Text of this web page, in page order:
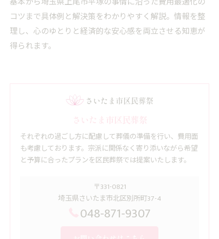
コツまで具体例と解決策をわかりやすく解説。情報を整
理し、心のゆとりと経済的な安心感を両立させる知恵が
得られます。
それぞれの過ごし方に配慮して葬儀の準備を行い、費用面
も考慮しております。宗派に関係なく寄り添いながら希望
と予算に合ったプランを区民葬祭では提案いたします。
〒331-0821
埼玉県さいたま市北区別所町37-4
048-871-9307